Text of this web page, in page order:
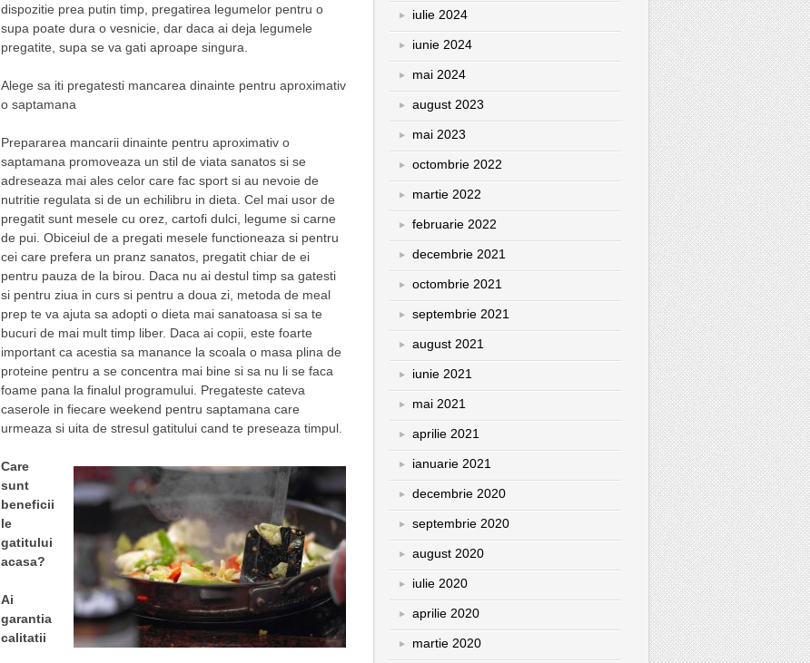
dispozitie prea putin timp, pregatirea legumelor pentru o
supa poate dura o vesnicie, dar daca ai deja legumele
pregatite, supa se va gati aproape singura.
Alege sa iti pregatesti mancarea dinainte pentru aproximativ
o saptamana
Prepararea mancarii dinainte pentru aproximativ o
saptamana promoveaza un stil de viata sanatos si se
adreseaza mai ales celor care fac sport si au nevoie de
nutritie regulata si de un echilibru in dieta. Cel mai usor de
pregatit sunt mesele cu orez, cartofi dulci, legume si carne
de pui. Obiceiul de a pregati mesele functioneaza si pentru
cei care prefera un pranz sanatos, pregatit chiar de ei
pentru pauza de la birou. Daca nu ai destul timp sa gatesti
si pentru ziua in curs si pentru a doua zi, metoda de meal
prep te va ajuta sa adopti o dieta mai sanatoasa si sa te
bucuri de mai mult timp liber. Daca ai copii, este foarte
important ca acestia sa manance la scoala o masa plina de
proteine pentru a se concentra mai bine si sa nu li se faca
foame pana la finalul programului. Pregateste cateva
caserole in fiecare weekend pentru saptamana care
urmeaza si uita de stresul gatitului cand te preseaza timpul.
Care
sunt
beneficii
le
gatitului
acasa?
Ai
garantia
calitatii
iulie 2024
iunie 2024
mai 2024
august 2023
mai 2023
octombrie 2022
martie 2022
februarie 2022
decembrie 2021
octombrie 2021
septembrie 2021
august 2021
iunie 2021
mai 2021
aprilie 2021
ianuarie 2021
decembrie 2020
septembrie 2020
august 2020
iulie 2020
aprilie 2020
martie 2020